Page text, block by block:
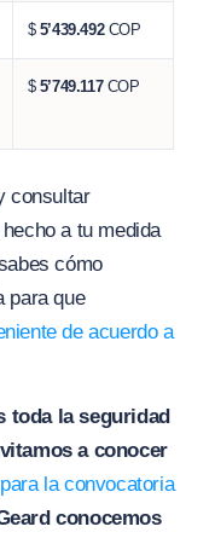
$ 5’439.492COP
$ 5’749.117COP
consultar
a tu medida
cómo
para que
de acuerdo a
toda la seguridad
a conocer
la convocatoria
conocemos